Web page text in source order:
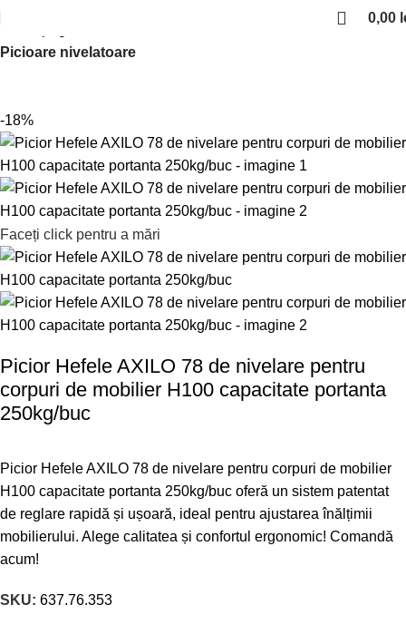
0,00
Picioare nivelatoare
-18%
Faceți click pentru a mări
Picior Hefele AXILO 78 de nivelare pentru
corpuri de mobilier H100 capacitate portanta
250kg/buc
Picior Hefele AXILO 78 de nivelare pentru corpuri de mobilier
H100 capacitate portanta 250kg/buc oferă un sistem patentat
de reglare rapidă și ușoară, ideal pentru ajustarea înălțimii
mobilierului. Alege calitatea și confortul ergonomic! Comandă
acum!
SKU: 637.76.353